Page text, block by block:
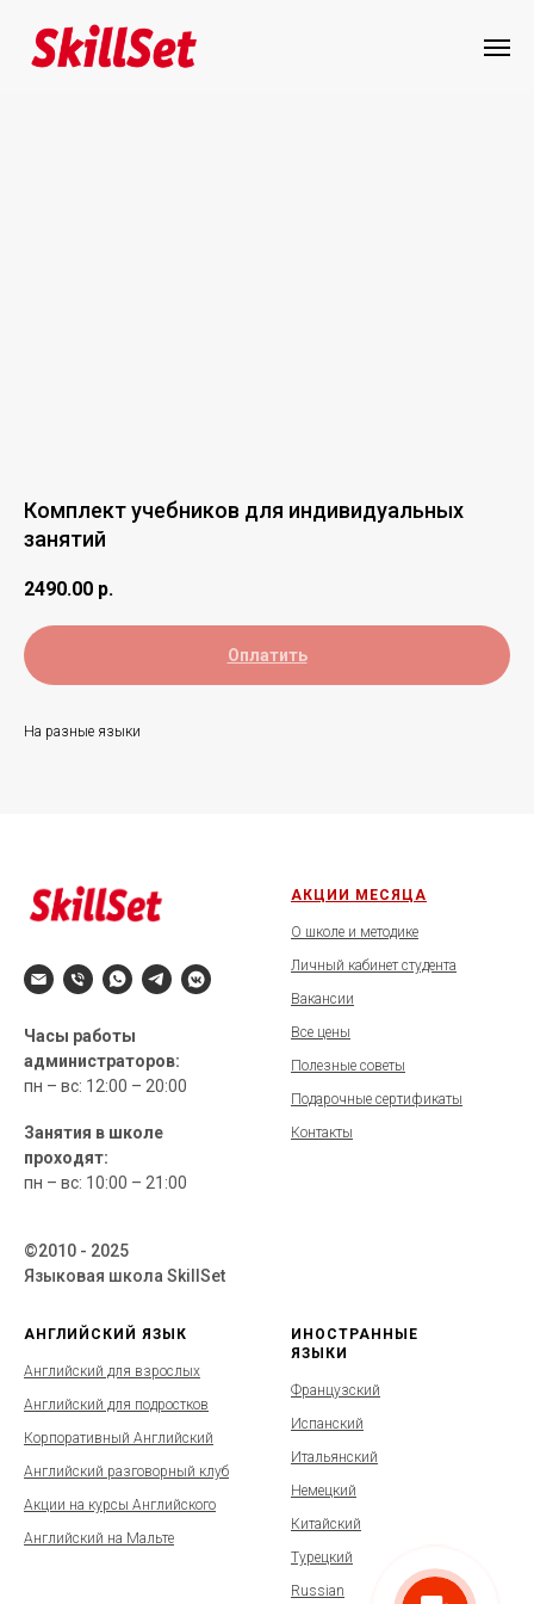
Комплект учебников для индивидуальных
занятий
2490.00 р.
Оплатить
На разные языки
Часы работы
администраторов:
пн – вс: 12:00 – 20:00
Занятия в школе
проходят:
пн – вс: 10:00 – 21:00
©2010 - 2025
Языковая школа SkillSet
АКЦИИ МЕСЯЦА
О школе и методике
Личный кабинет студента
Вакансии
Все цены
Полезные советы
Подарочные сертификаты
Контакты
АНГЛИЙСКИЙ ЯЗЫК
Английский для взрослых
Английский для подростков
Корпоративный Английский
Английский разговорный клуб
Акции на курсы Английского
Английский на Мальте
ИНОСТРАННЫЕ
ЯЗЫКИ
Французский
Испанский
Итальянский
Немецкий
Китайский
Турецкий
Russian